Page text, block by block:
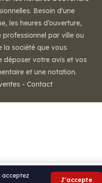
acceptez
J'accepte
Besoin d'une
les heures d’ouverture,
professionnel par ville ou
la société que vous
déposer votre avis et vos
et une notation.
- Contact